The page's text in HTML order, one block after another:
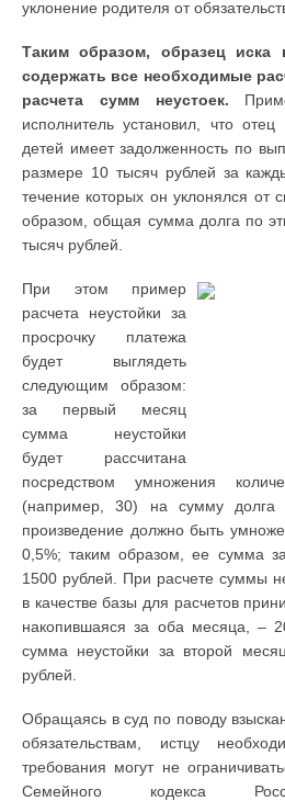
уклонение родителя от
Таким образом, образец иска
содержать все необходимые
расчета сумм неустоек.
исполнитель установил, что
детей имеет задолженность по
размере 10 тысяч рублей за
течение которых он уклонялся от
образом, общая сумма долга по
тысяч рублей.
При этом пример
расчета неустойки за
просрочку платежа
будет выглядеть
следующим образом:
за первый месяц
сумма неустойки
будет рассчитана
посредством умножения
(например, 30) на сумму долга
произведение должно быть
0,5%; таким образом, ее сумма
1500 рублей. При расчете суммы
в качестве базы для расчетов
накопившаяся за оба месяца, –
сумма неустойки за второй
рублей.
Обращаясь в суд по поводу
обязательствам, истцу
требования могут не
Семейного кодекса